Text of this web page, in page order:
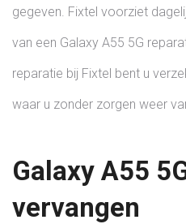
gegeven. Fixtel voorziet
van een Galaxy A55 5G
reparatie bij Fixtel bent u
waar u zonder zorgen weer
Galaxy A55
vervangen